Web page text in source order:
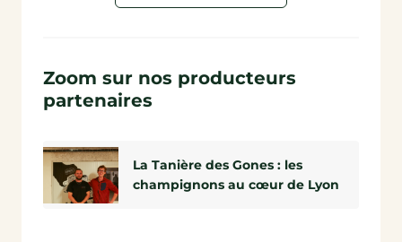
Zoom sur nos producteurs
partenaires
La Tanière des Gones : les
champignons au cœur de Lyon